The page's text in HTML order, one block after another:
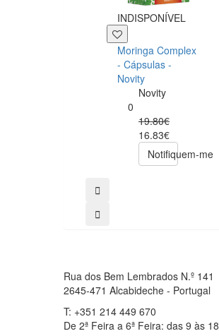
INDISPONÍVEL
Moringa Complex
- Cápsulas -
Novity
Novity
0
19.80€
16.83€
Notifiquem-me
Rua dos Bem Lembrados N.º 141
2645-471 Alcabideche - Portugal
T: +351 214 449 670
De 2ª Feira a 6ª Feira: das 9 às